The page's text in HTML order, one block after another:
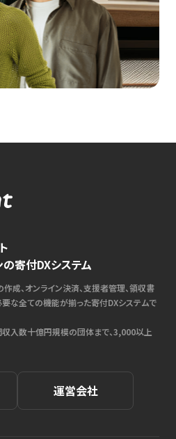
寄付DXシステム
成、オンライン決済、支援者管理、領収書
要な全ての機能が揃った寄付DXシステムで
入数十億円規模の団体まで、3,000以上
運営会社